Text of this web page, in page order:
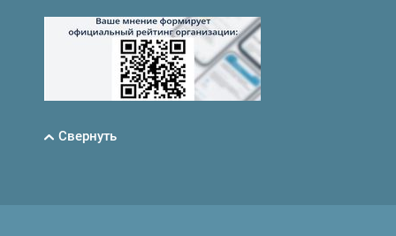
Свернуть